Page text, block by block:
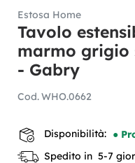
Estosa Home
Tavolo
marmo grigio
- Gabry
Cod.WHO.0662
Disponibilità: ●
Spedito in 5-7